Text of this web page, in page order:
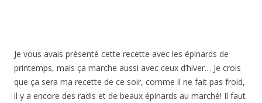
Je vous avais présenté cette recette avec les épinards de
printemps, mais ça marche aussi avec ceux d’hiver… Je crois
que ça sera ma recette de ce soir, comme il ne fait pas froid,
il y a encore des radis et de beaux épinards au marché! Il faut